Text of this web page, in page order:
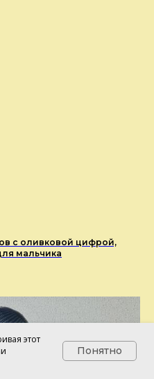
с оливковой цифрой,
мальчика
этот
Понятно